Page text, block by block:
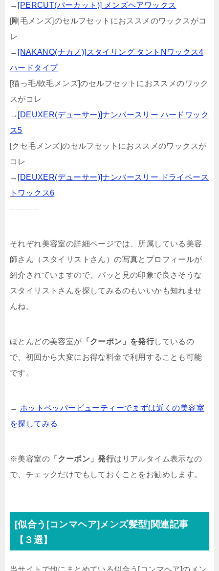
→ [PERCUT(パーカット)] メンズヘアワックス
[剛毛メンズ]のセルフセットにおススメのワックスがコ
レ
→ [NAKANO(ナカノ)]スタイリング タントNワックス4
ハードタイプ
[猫っ毛/軟毛メンズ]のセルフセットにおススメのワック
スがコレ
→ [DEUXER(デューサー)]ナンバースリー ハードワック
ス5
[クセ毛メンズ]のセルフセットにおススメのワックスが
コレ
→ [DEUXER(デューサー)]ナンバースリー ドライペース
トワックス6
———–
それぞれ美容室の詳細ページでは、所属している美容
師さん（スタイリストさん）の写真とプロフィールが
紹介されていますので、パッと見の印象で良さそうな
スタイリストさんを探してみるのもいいかも知れませ
んね。
ほとんどの美容室が 「クーポン」を発行しているの
で、初回から大変にお得な料金で利用することも可能
です。
→ ホットペッパービューティーでまずは近くの美容室
を探してみる
※美容室の 「クーポン」発行はリアルタイム表示なの
で、チェックだけでもしておくことをお勧めします。
[似合う[コンマヘア]メンズ髪型]関連記事
【３選】